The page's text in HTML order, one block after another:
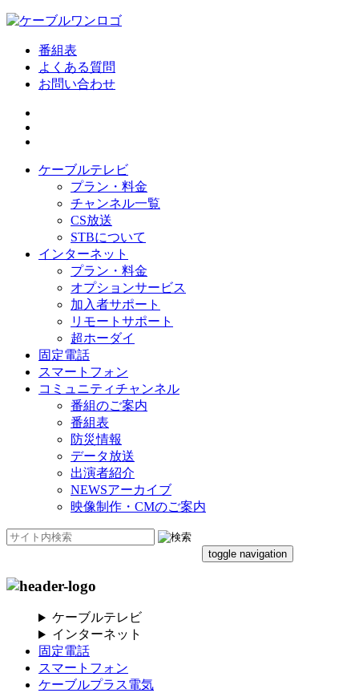
番組表
よくある質問
お問い合わせ
ケーブルテレビ
プラン・料金
チャンネル一覧
CS放送
STBについて
インターネット
プラン・料金
オプションサービス
加入者サポート
リモートサポート
超ホーダイ
固定電話
スマートフォン
コミュニティチャンネル
番組のご案内
番組表
防災情報
データ放送
出演者紹介
NEWSアーカイブ
映像制作・CMのご案内
toggle navigation
ケーブルテレビ
インターネット
固定電話
スマートフォン
ケーブルプラス電気